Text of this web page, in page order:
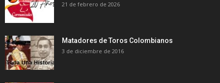
21 de febrero de 2026
Matadores de Toros Colombianos
3 de diciembre de 2016